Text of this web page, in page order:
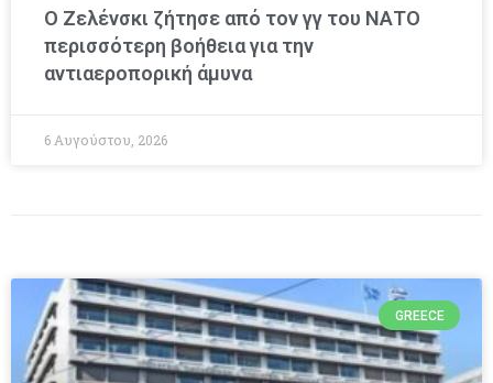
Ο Ζελένσκι ζήτησε από τον γγ του ΝΑΤΟ
περισσότερη βοήθεια για την
αντιαεροπορική άμυνα
6 Αυγούστου, 2026
GREECE